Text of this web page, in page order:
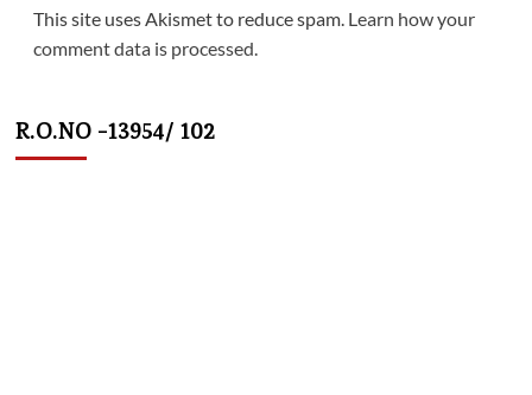
This site uses Akismet to reduce spam. Learn how your
comment data is processed.
R.O.NO -13954/ 102